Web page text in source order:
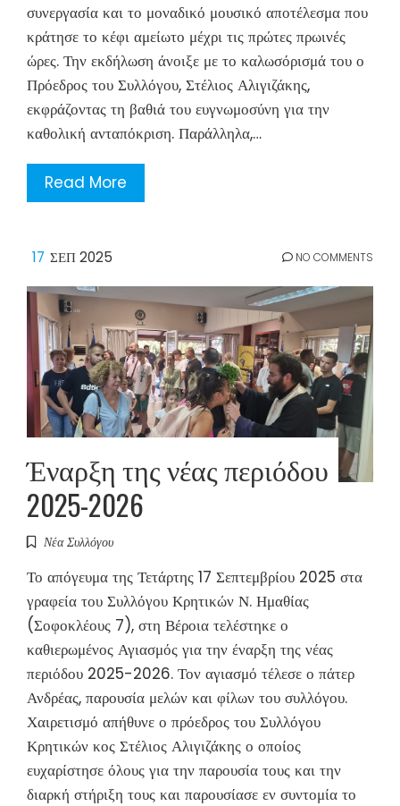
συνεργασία και το μοναδικό μουσικό αποτέλεσμα που
κράτησε το κέφι αμείωτο μέχρι τις πρώτες πρωινές
ώρες. Την εκδήλωση άνοιξε με το καλωσόρισμά του ο
Πρόεδρος του Συλλόγου, Στέλιος Αλιγιζάκης,
εκφράζοντας τη βαθιά του ευγνωμοσύνη για την
καθολική ανταπόκριση. Παράλληλα,…
Read More
17 ΣΕΠ 2025 NO COMMENTS
Έναρξη της νέας περιόδου
2025-2026
Νέα Συλλόγου
Το απόγευμα της Τετάρτης 17 Σεπτεμβρίου 2025 στα
γραφεία του Συλλόγου Κρητικών Ν. Ημαθίας
(Σοφοκλέους 7), στη Βέροια τελέστηκε ο
καθιερωμένος Αγιασμός για την έναρξη της νέας
περιόδου 2025-2026. Τον αγιασμό τέλεσε ο πάτερ
Ανδρέας, παρουσία μελών και φίλων του συλλόγου.
Χαιρετισμό απήθυνε ο πρόεδρος του Συλλόγου
Κρητικών κος Στέλιος Αλιγιζάκης ο οποίος
ευχαρίστησε όλους για την παρουσία τους και την
διαρκή στήριξη τους και παρουσίασε εν συντομία το